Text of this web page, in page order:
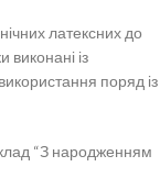
латексних до
виконані із
поряд із
“З народженням